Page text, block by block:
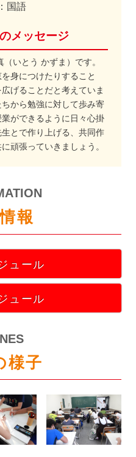
：国語
メッセージ
いとう かずま）です。
身につけたりすること
げることだと考えていま
から勉強に対して歩み寄
ができるように日々心掛
とで作り上げる、共同作
頑張っていきましょう。
報
ュール
ュール
様子